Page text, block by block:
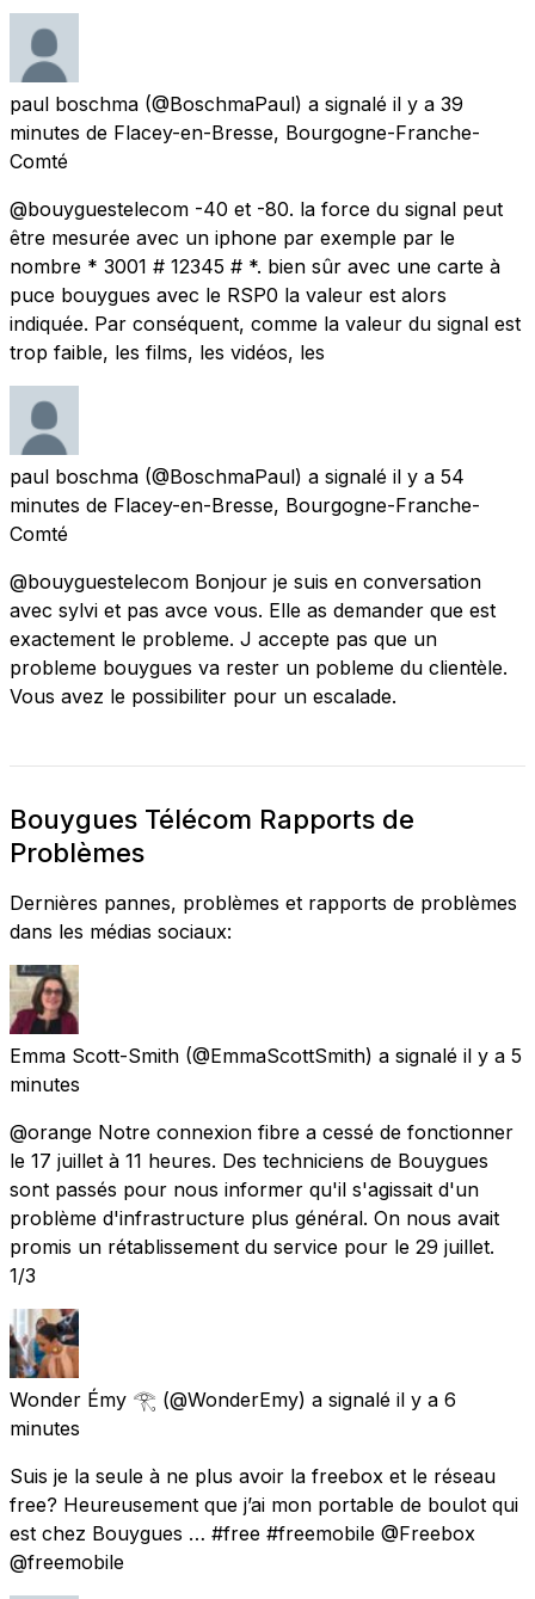
paul boschma (@BoschmaPaul) a signalé il y a 39
minutes de Flacey-en-Bresse, Bourgogne-Franche-
Comté
@bouyguestelecom -40 et -80. la force du signal peut
être mesurée avec un iphone par exemple par le
nombre * 3001 # 12345 # *. bien sûr avec une carte à
puce bouygues avec le RSP0 la valeur est alors
indiquée. Par conséquent, comme la valeur du signal est
trop faible, les films, les vidéos, les
paul boschma (@BoschmaPaul) a signalé il y a 54
minutes de Flacey-en-Bresse, Bourgogne-Franche-
Comté
@bouyguestelecom Bonjour je suis en conversation
avec sylvi et pas avce vous. Elle as demander que est
exactement le probleme. J accepte pas que un
probleme bouygues va rester un pobleme du clientèle.
Vous avez le possibiliter pour un escalade.
Bouygues Télécom Rapports de
Problèmes
Dernières pannes, problèmes et rapports de problèmes
dans les médias sociaux:
Emma Scott-Smith (@EmmaScottSmith) a signalé il y a 5
minutes
@orange Notre connexion fibre a cessé de fonctionner
le 17 juillet à 11 heures. Des techniciens de Bouygues
sont passés pour nous informer qu'il s'agissait d'un
problème d'infrastructure plus général. On nous avait
promis un rétablissement du service pour le 29 juillet.
1/3
Wonder Émy 𓂀 (@WonderEmy) a signalé il y a 6
minutes
Suis je la seule à ne plus avoir la freebox et le réseau
free? Heureusement que j’ai mon portable de boulot qui
est chez Bouygues … #free #freemobile @Freebox
@freemobile